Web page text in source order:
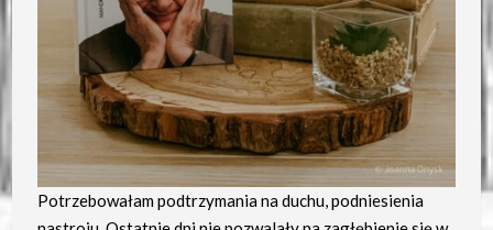
Potrzebowałam podtrzymania na duchu, podniesienia